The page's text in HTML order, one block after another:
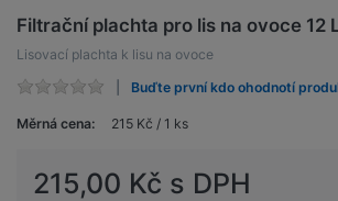
Filtrační plachta pro lis na ovoce 12
Lisovací plachta k lisu na ovoce
Buďte první kdo ohodnotí
Měrná cena: 215 Kč / 1 ks
215,00 Kč s DPH